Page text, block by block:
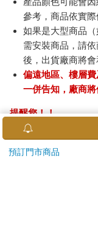
參考，商品依實際
如果是大型商品
需安裝商品，請
後，出貨廠商將會
偏遠地區、樓層
一併告知，廠商將
提醒您！！
金石堂及銀行均不
ATM提款機，請不要
預訂門市商品